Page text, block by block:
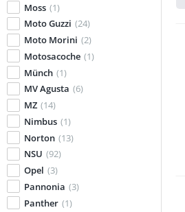
Moss (1)
Moto Guzzi (24)
Moto Morini (2)
Motosacoche (1)
Münch (1)
MV Agusta (6)
MZ (14)
Nimbus (1)
Norton (13)
NSU (92)
Opel (3)
Pannonia (3)
Panther (1)